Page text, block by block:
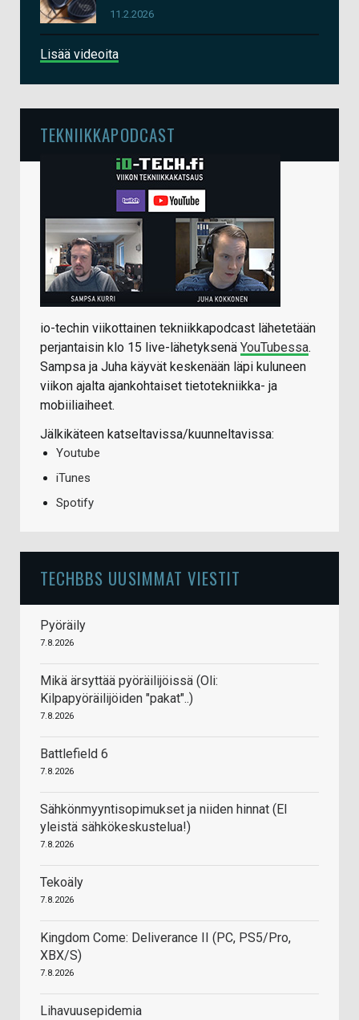
11.2.2026
Lisää videoita
TEKNIIKKAPODCAST
io-techin viikottainen tekniikkapodcast lähetetään
perjantaisin klo 15 live-lähetyksenä YouTubessa.
Sampsa ja Juha käyvät keskenään läpi kuluneen
viikon ajalta ajankohtaiset tietotekniikka- ja
mobiiliaiheet.
Jälkikäteen katseltavissa/kuunneltavissa:
Youtube
iTunes
Spotify
TECHBBS UUSIMMAT VIESTIT
Pyöräily
7.8.2026
Mikä ärsyttää pyöräilijöissä (Oli:
Kilpapyöräilijöiden "pakat"..)
7.8.2026
Battlefield 6
7.8.2026
Sähkönmyyntisopimukset ja niiden hinnat (EI
yleistä sähkökeskustelua!)
7.8.2026
Tekoäly
7.8.2026
Kingdom Come: Deliverance II (PC, PS5/Pro,
XBX/S)
7.8.2026
Lihavuusepidemia